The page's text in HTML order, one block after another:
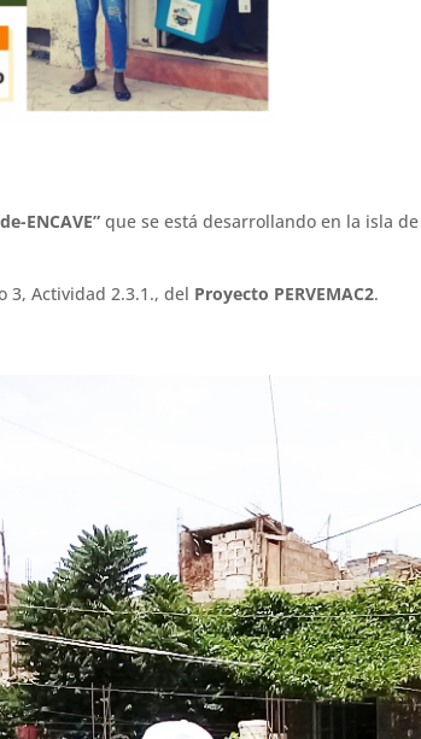
ENCAVE”que se está desarrollando en la isla de
3, Actividad 2.3.1., del Proyecto PERVEMAC2.